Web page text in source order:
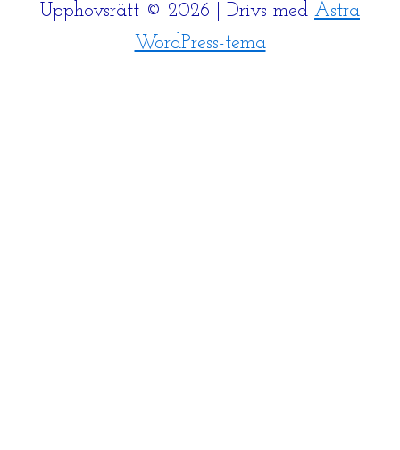
Upphovsrätt © 2026 | Drivs med Astra
WordPress-tema